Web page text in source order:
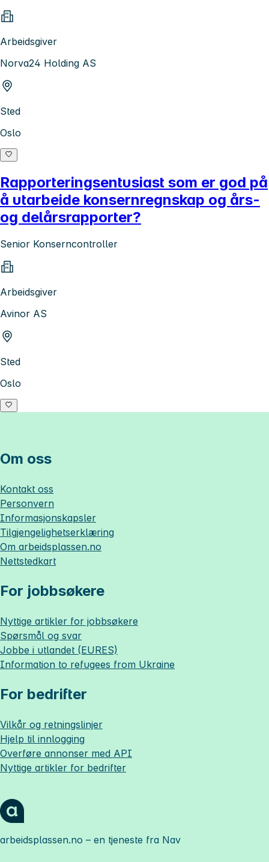
Arbeidsgiver
Norva24 Holding AS
Sted
Oslo
Rapporteringsentusiast som er god på
å utarbeide konsernregnskap og års-
og delårsrapporter?
Senior Konserncontroller
Arbeidsgiver
Avinor AS
Sted
Oslo
Om oss
Kontakt oss
Personvern
Informasjonskapsler
Tilgjengelighetserklæring
Om arbeidsplassen.no
Nettstedkart
For jobbsøkere
Nyttige artikler for jobbsøkere
Spørsmål og svar
Jobbe i utlandet (EURES)
Information to refugees from Ukraine
For bedrifter
Vilkår og retningslinjer
Hjelp til innlogging
Overføre annonser med API
Nyttige artikler for bedrifter
arbeidsplassen.no – en tjeneste fra Nav